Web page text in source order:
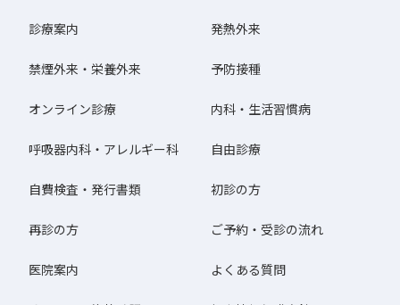
診療案内 発熱外来
禁煙外来・栄養外来 予防接種
オンライン診療 内科・生活習慣病
呼吸器内科・アレルギー科 自由診療
自費検査・発行書類 初診の方
再診の方 ご予約・受診の流れ
医院案内 よくある質問